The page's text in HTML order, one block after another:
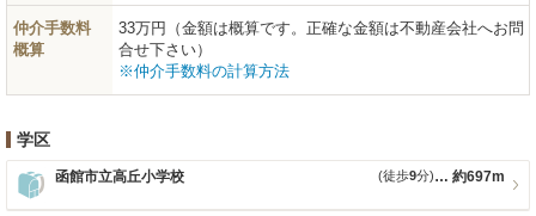
仲介手数料
概算
33万円（金額は概算です。正確な金額は不動産会社へお問
合せ下さい）
※仲介手数料の計算方法
学区
函館市立高丘小学校 約697m
(徒歩9分)